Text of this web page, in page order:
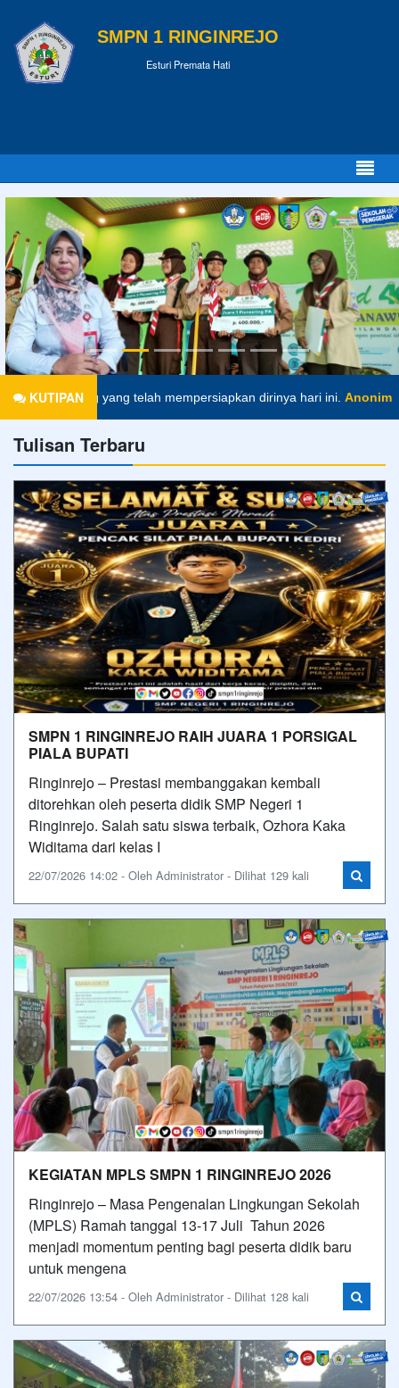
SMPN 1 RINGINREJO
Esturi Premata Hati
KUTIPAN
telah mempersiapkan dirinya hari ini.Anonim
Tulisan Terbaru
SMPN 1 RINGINREJO RAIH JUARA 1 PORSIGAL
PIALA BUPATI
Ringinrejo – Prestasi membanggakan kembali
ditorehkan oleh peserta didik SMP Negeri 1
Ringinrejo. Salah satu siswa terbaik, Ozhora Kaka
Widitama dari kelas I
22/07/2026 14:02 - Oleh Administrator - Dilihat 129 kali
KEGIATAN MPLS SMPN 1 RINGINREJO 2026
Ringinrejo – Masa Pengenalan Lingkungan Sekolah
(MPLS) Ramah tanggal 13-17 Juli Tahun 2026
menjadi momentum penting bagi peserta didik baru
untuk mengena
22/07/2026 13:54 - Oleh Administrator - Dilihat 128 kali